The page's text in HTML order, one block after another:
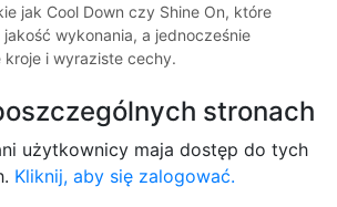
jak Cool Down czy Shine On, które
wykonania, a jednocześnie
kroje i wyraziste cechy.
stronach
użytkownicy maja dostęp do tych
Kliknij, aby się zalogować.